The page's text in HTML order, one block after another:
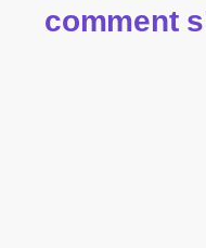
comment